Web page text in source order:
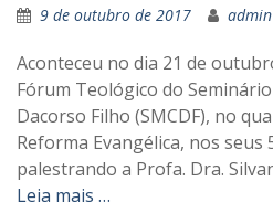
9 de outubro de 2017 admin
Aconteceu no dia 21 de
Fórum Teológico do
Dacorso Filho (SMCDF), no
Reforma Evangélica, nos seus
palestrando a Profa. Dra.
Leia mais …